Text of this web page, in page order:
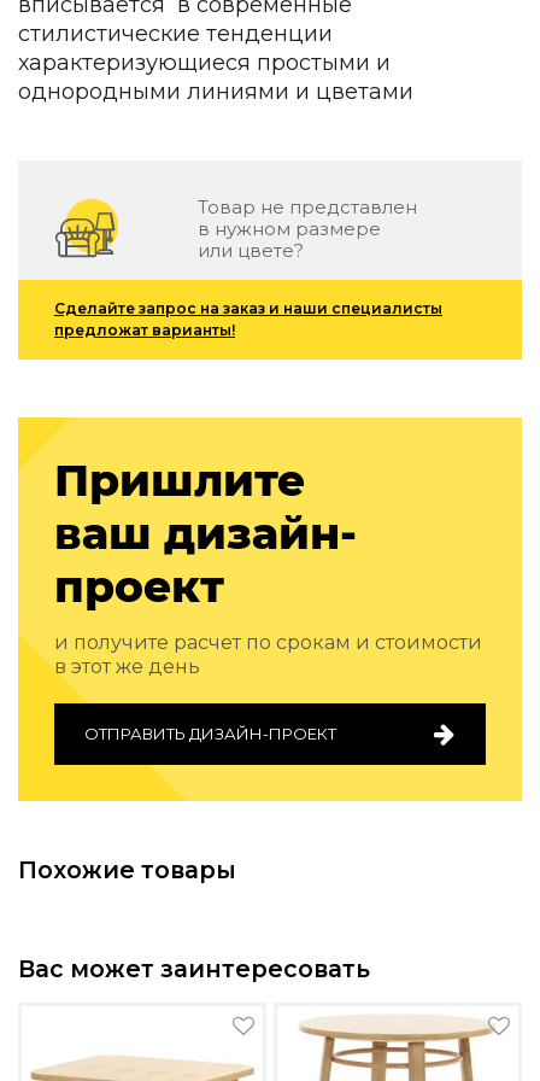
Зеленые стены
Дизайнерские кальяны
Подбор, производство и комплектация по вашему
Сантехника и инженерия
Отделка и ремонт
Стены
Акустические панели
Стеновые декоративные панели
Биоклиматические перголы
Камень
Изделия из натурального мрамора и камня
Светящийся камень
Подбор, производство и комплектация по вашему
Все категории товаров
Бренды
Реализованные проекты
стилистические тенденции
характеризующиеся простыми и
однородными линиями и цветами
Товар не представлен
в нужном размере
или цвете?
Сделайте запрос на заказ и наши специалисты
предложат варианты!
Пришлите
ваш дизайн-
проект
и получите расчет по срокам и стоимости
в этот же день
ОТПРАВИТЬ ДИЗАЙН-ПРОЕКТ
Похожие товары
Вас может заинтересовать